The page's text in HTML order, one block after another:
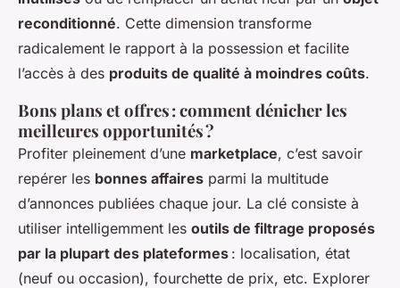
reconditionné. Cette dimension transforme
radicalement le rapport à la possession et facilite
l’accès à des produits de qualité à moindres coûts.
Bons plans et offres : comment dénicher les
meilleures opportunités ?
Profiter pleinement d’une marketplace, c’est savoir
repérer les bonnes affaires parmi la multitude
d’annonces publiées chaque jour. La clé consiste à
utiliser intelligemment les outils de filtrage proposés
par la plupart des plateformes : localisation, état
(neuf ou occasion), fourchette de prix, etc. Explorer